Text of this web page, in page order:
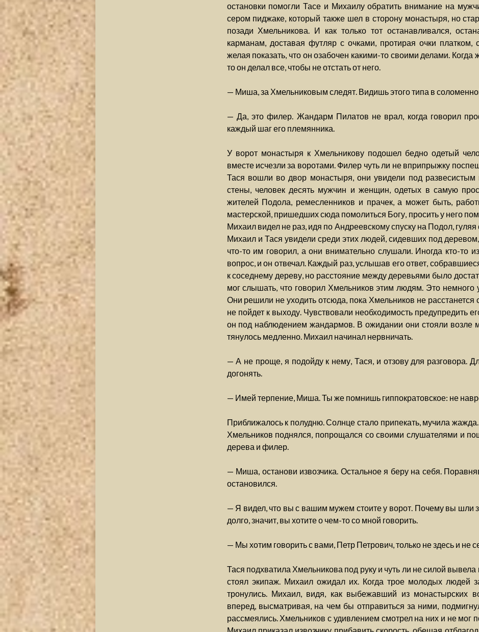
остановки помогли Тасе и Михаилу обратить внимание на
сером пиджаке, который также шел в сторону монастыря, но
позади Хмельникова. И как только тот останавливался,
карманам, доставая футляр с очками, протирая очки
желая показать, что он озабочен какими-то своими делами.
то он делал все, чтобы не отстать от него.
— Миша, за Хмельниковым следят. Видишь этого типа в
— Да, это филер. Жандарм Пилатов не врал, когда говорил
каждый шаг его племянника.
У ворот монастыря к Хмельникову подошел бедно одетый
вместе исчезли за воротами. Филер чуть ли не вприпрыжку
Тася вошли во двор монастыря, они увидели под
стены, человек десять мужчин и женщин, одетых в самую
жителей Подола, ремесленников и прачек, а может быть,
мастерской, пришедших сюда помолиться Богу, просить у него
Михаил видел не раз, идя по Андреевскому спуску на Подол,
Михаил и Тася увидели среди этих людей, сидевших под
что-то им говорил, а они внимательно слушали. Иногда кто-то
вопрос, и он отвечал. Каждый раз, услышав его ответ,
к соседнему дереву, но расстояние между деревьями было
мог слышать, что говорил Хмельников этим людям. Это
Они решили не уходить отсюда, пока Хмельников не расстанется
не пойдет к выходу. Чувствовали необходимость предупредить
он под наблюдением жандармов. В ожидании они стояли возле
тянулось медленно. Михаил начинал нервничать.
— А не проще, я подойду к нему, Тася, и отзову для разговора.
догонять.
— Имей терпение, Миша. Ты же помнишь гиппократовское: не
Приближалось к полудню. Солнце стало припекать, мучила жажда.
Хмельников поднялся, попрощался со своими слушателями и
дерева и филер.
— Миша, останови извозчика. Остальное я беру на себя.
остановился.
— Я видел, что вы с вашим мужем стоите у ворот. Почему вы шли
долго, значит, вы хотите о чем-то со мной говорить.
— Мы хотим говорить с вами, Петр Петрович, только не здесь и не
Тася подхватила Хмельникова под руку и чуть ли не силой
стоял экипаж. Михаил ожидал их. Когда трое молодых людей
тронулись. Михаил, видя, как выбежавший из монастырских
вперед, высматривая, на чем бы отправиться за ними,
рассмеялись. Хмельников с удивлением смотрел на них и не мог